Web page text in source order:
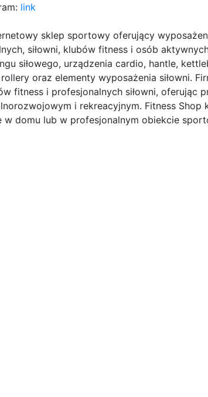
link
sklep sportowy oferujący
siłowni, klubów fitness i osób
siłowego, urządzenia cardio, hantle,
oraz elementy wyposażenia siłowni.
fitness i profesjonalnych siłowni, oferując
i rekreacyjnym. Fitness
w domu lub w profesjonalnym obiekcie